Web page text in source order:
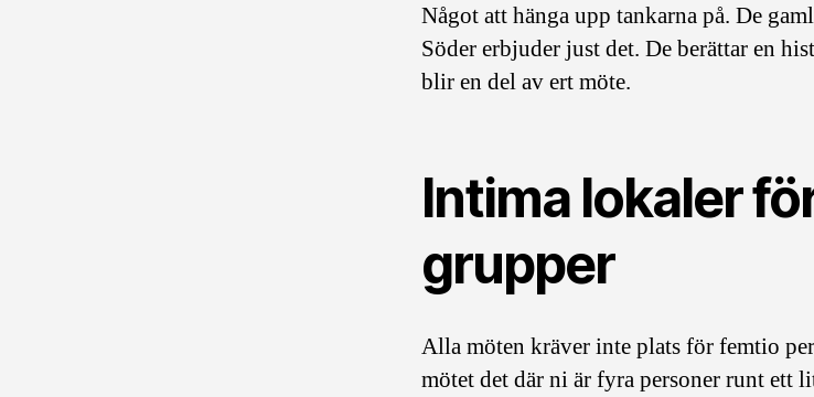
Något att hänga upp tankarna på. De
Söder erbjuder just det. De berättar en
blir en del av ert möte.
Intima lokaler
grupper
Alla möten kräver inte plats för femtio
mötet det där ni är fyra personer runt ett